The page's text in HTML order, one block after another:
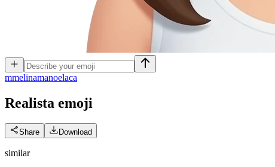
mmelinamanoelaca
Realista emoji
Share Download
similar